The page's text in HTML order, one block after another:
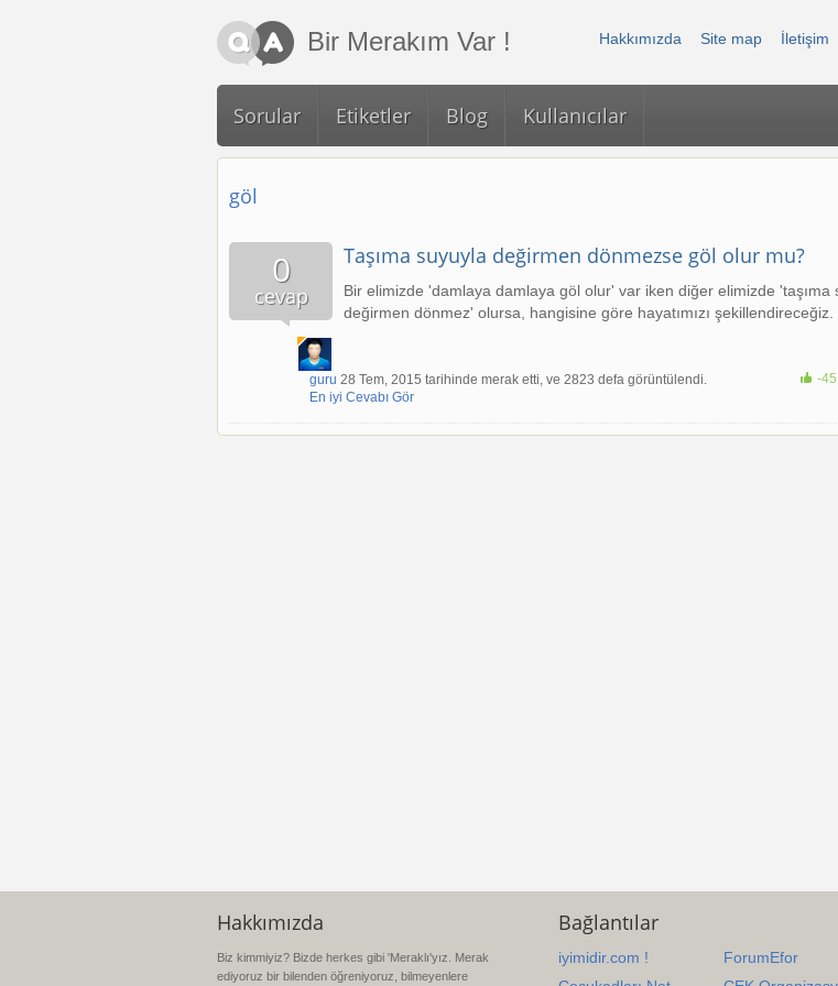
Bir Merakım Var ! Hakkımızda Site map İletişim
Sorular Etiketler Blog Kullanıcılar
göl
0
cevap
Taşıma suyuyla değirmen dönmezse göl olur mu?
Bir elimizde 'damlaya damlaya göl olur' var iken diğer elimizde 'taşıma
değirmen dönmez' olursa, hangisine göre hayatımızı şekillendireceğiz.
-45
guru 28 Tem, 2015 tarihinde merak etti, ve 2823 defa görüntülendi.
En iyi Cevabı Gör
Hakkımızda
Biz kimmiyiz? Bizde herkes gibi 'Meraklı'yız. Merak
ediyoruz bir bilenden öğreniyoruz, bilmeyenlere
Bağlantılar
iyimidir.com !
ForumEfor